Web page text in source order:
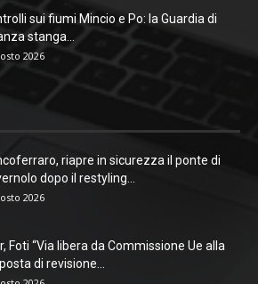
sui fiumi Mincio e Po: la Guardia di
stanga...
2026
riapre in sicurezza il ponte di
dopo il restyling...
2026
Foti “Via libera da Commissione Ue alla
di revisione...